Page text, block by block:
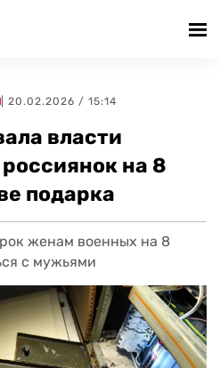
| 20.02.2026 / 15:14
власти
на 8
подарка
женам военных на 8
с мужьями